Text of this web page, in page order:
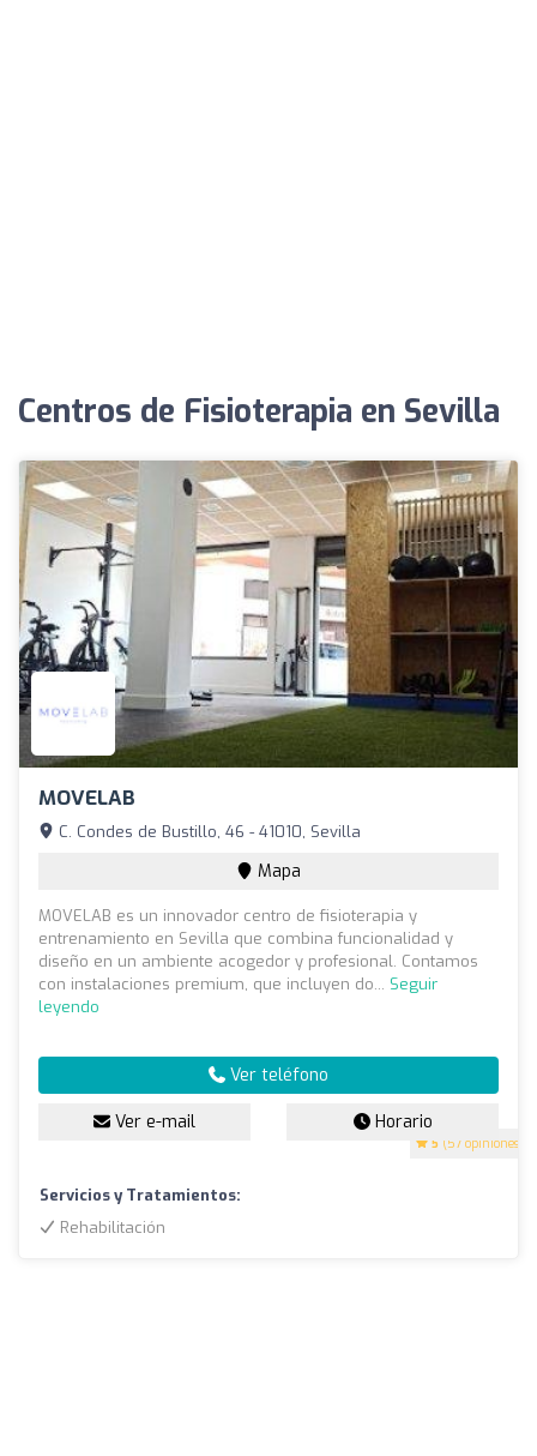
Centros de Fisioterapia en Sevilla
MOVELAB
5 (57 opiniones)
C. Condes de Bustillo, 46 - 41010, Sevilla
Mapa
MOVELAB es un innovador centro de fisioterapia y
entrenamiento en Sevilla que combina funcionalidad y
diseño en un ambiente acogedor y profesional. Contamos
con instalaciones premium, que incluyen do... Seguir
leyendo
Ver teléfono
Ver e-mail Horario
Servicios y Tratamientos:
Rehabilitación